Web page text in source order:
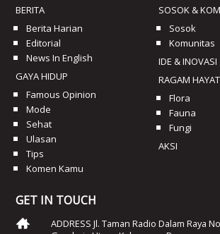
BERITA
Berita Harian
Editorial
News In English
GAYA HIDUP
Famous Opinion
Mode
Sehat
Ulasan
Tips
Komen Kamu
SOSOK &
Sosok
Komunitas
IDE & INOVASI
RAGAM
Flora
Fauna
Fungi
AKSI
GET IN TOUCH
ADDRESS Jl. Taman Radio Dalam Raya